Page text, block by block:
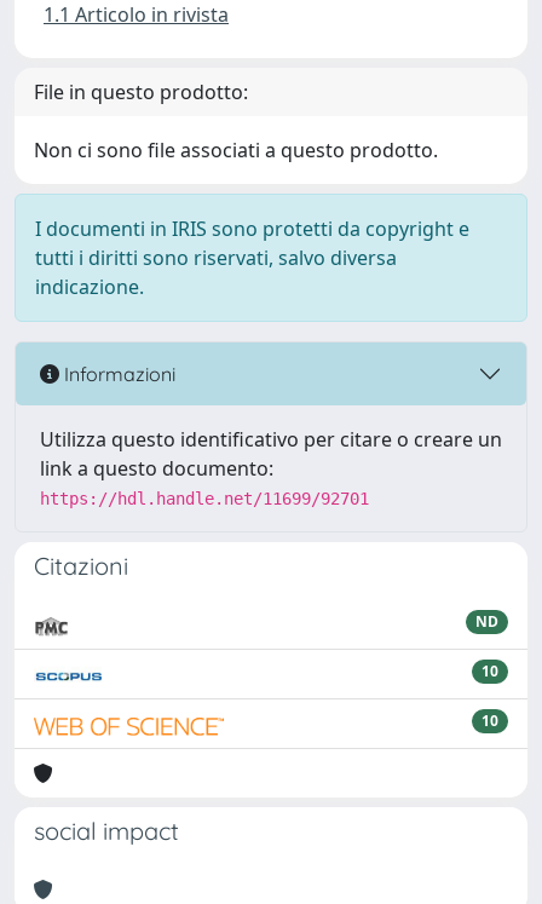
1.1 Articolo in rivista
File in questo prodotto:
Non ci sono file associati a questo prodotto.
I documenti in IRIS sono protetti da copyright e
tutti i diritti sono riservati, salvo diversa
indicazione.
Informazioni
Utilizza questo identificativo per citare o creare un
link a questo documento:
https://hdl.handle.net/11699/92701
Citazioni
ND
10
10
social impact